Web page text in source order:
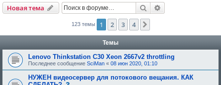
Новая тема Поиск
123 темы 1 2 3 4
Темы
Lenovo Thinkstation C30 Xeon 2667v2 throttling
Последнее сообщение SciMan « 08 июн 2020, 01:10
НУЖЕН видеосервер для потокового вещания. КАК